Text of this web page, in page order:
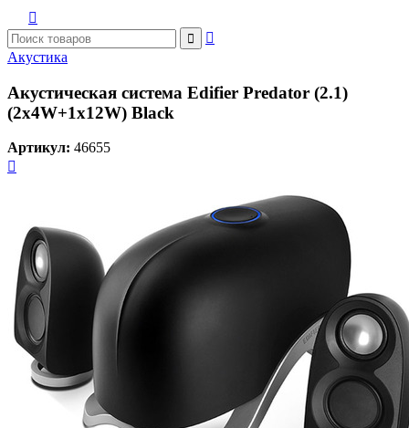



Акустика
Акустическая система Edifier Predator (2.1)
(2x4W+1x12W) Black
Артикул: 46655
